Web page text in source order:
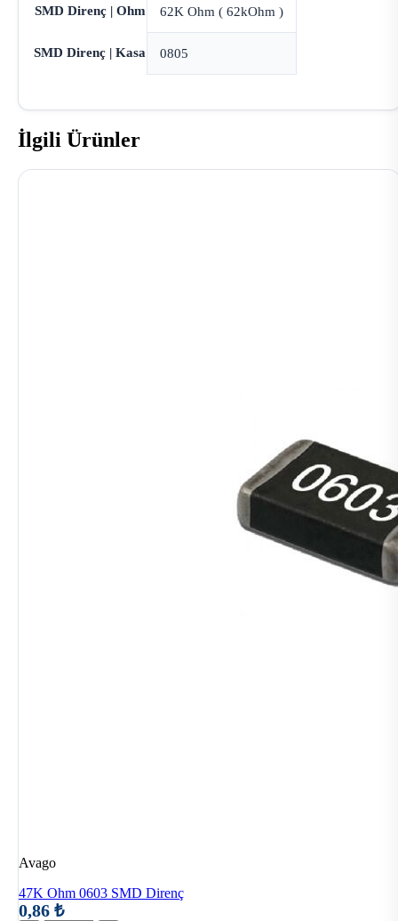
SMD Direnç | Ohm 62K Ohm ( 62kOhm )
SMD Direnç | Kasa 0805
İlgili Ürünler
Avago
47K Ohm 0603 SMD Direnç
0,86 ₺